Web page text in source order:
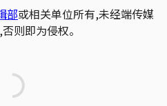
部或相关单位所有,未经端传媒
则即为侵权。